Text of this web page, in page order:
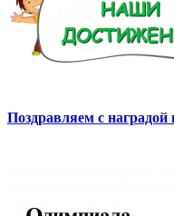
Поздравляем с наградой